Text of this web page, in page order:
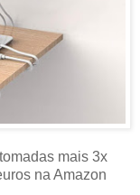
mais 3x
na Amazon